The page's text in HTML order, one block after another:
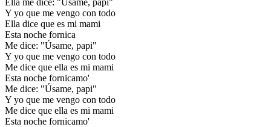
Y yo que me vengo con todo
Ella dice que es mi mami
Esta noche fornica
Me dice: "Úsame, papi"
Y yo que me vengo con todo
Me dice que ella es mi mami
Esta noche fornicamo'
Me dice: "Úsame, papi"
Y yo que me vengo con todo
Me dice que ella es mi mami
Esta noche fornicamo'